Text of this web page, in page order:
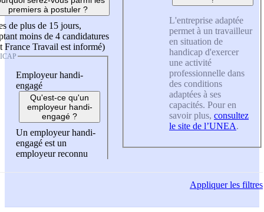
premiers à postuler ?
de plus de 15 jours,
moins de 4 candidatures
France Travail est informé)
Employeur handi-
engagé
Qu'est-ce qu'un
employeur handi-
engagé ?
Un employeur handi-
engagé est un
employeur reconnu
L'entreprise adaptée
permet à un travailleur
en situation de
handicap d'exercer
une activité
professionnelle dans
des conditions
adaptées à ses
capacités. Pour en
savoir plus, consultez
le site de l’UNEA.
Appliquerles filtres